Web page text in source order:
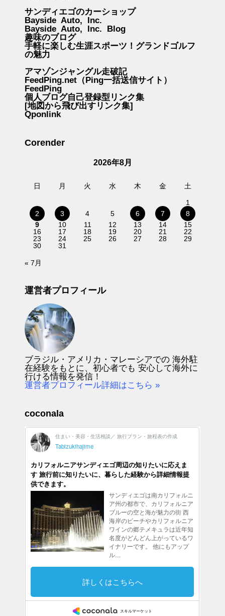
サンディエゴのカーショップ
Bayside Auto, Inc.
Bayside Auto, Inc. Blog
趣味のブログ
手軽に楽しむ生涯スポーツ！グランドゴルフ
の魅力
アマゾンジャングル走破記
FeedPing.net（Ping一括送信サイト）
FeedPing
個人ブログ自己登録型リンク集
[地図から飛び出すリンク集]
Qponlink
Corender
2026年8月
日 月 火 水 木 金 土
1
2
3 4 5 6 7
8
9
10 11 12 13 14
15
16
17 18 19 20 21
22
23
24 25 26 27 28
29
30
31
« 7月
運営者プロフィール
ブラジル・アメリカ・マレーシアでの 海外駐
在経験をもとに、初心者でも 安心して海外に
行ける情報を発信！
運営者プロフィール詳細はこちら »
coconala